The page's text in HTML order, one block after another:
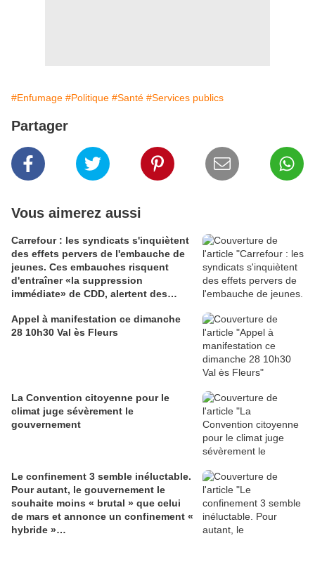
#Enfumage #Politique #Santé #Services publics
Partager
Vous aimerez aussi
Carrefour : les syndicats s'inquiètent
des effets pervers de l'embauche de
jeunes. Ces embauches risquent
d'entraîner «la suppression
immédiate» de CDD, alertent des
Appel à manifestation ce dimanche
28 10h30 Val ès Fleurs
La Convention citoyenne pour le
climat juge sévèrement le
gouvernement
Le confinement 3 semble inéluctable.
Pour autant, le gouvernement le
souhaite moins « brutal » que celui
de mars et annonce un confinement «
hybride »…